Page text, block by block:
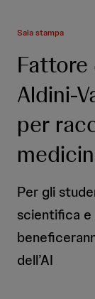
Sala stampa
Fattore
Aldini-
per
Per gli
scientifica
dell’AI